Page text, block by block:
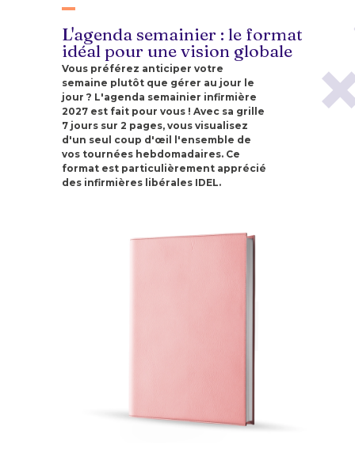
L'agenda semainier : le format
idéal pour une vision globale
Vous préférez anticiper votre
semaine plutôt que gérer au jour le
jour ? L'agenda semainier infirmière
2027 est fait pour vous !Avec sa grille
7 jours sur 2 pages, vous visualisez
d'un seul coup d'œil l'ensemble de
vos tournées hebdomadaires. Ce
format est particulièrement apprécié
des infirmières libérales IDEL.